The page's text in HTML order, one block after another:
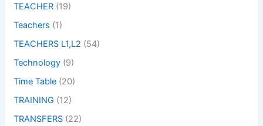
TEACHER (19)
Teachers (1)
TEACHERS L1,L2 (54)
Technology (9)
Time Table (20)
TRAINING (12)
TRANSFERS (22)